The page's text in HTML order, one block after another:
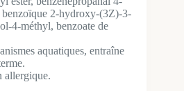
2-hydroxy-(3Z)-3-
4-méthyl, benzoate de
aquatiques, entraîne
allergique.